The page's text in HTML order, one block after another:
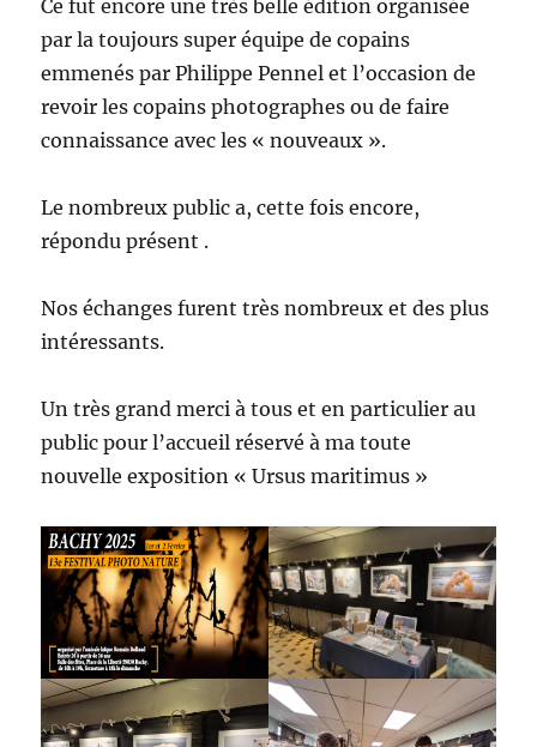
Ce fut encore une très belle édition organisée
par la toujours super équipe de copains
emmenés par Philippe Pennel et l’occasion de
revoir les copains photographes ou de faire
connaissance avec les « nouveaux ».
Le nombreux public a, cette fois encore,
répondu présent .
Nos échanges furent très nombreux et des plus
intéressants.
Un très grand merci à tous et en particulier au
public pour l’accueil réservé à ma toute
nouvelle exposition « Ursus maritimus »